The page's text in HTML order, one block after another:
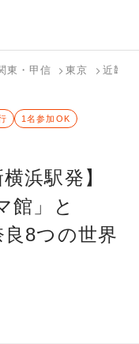
す
ら探す
東・甲信 東京 近畿
浜駅発】
館」と
8つの世界
1名参加OK